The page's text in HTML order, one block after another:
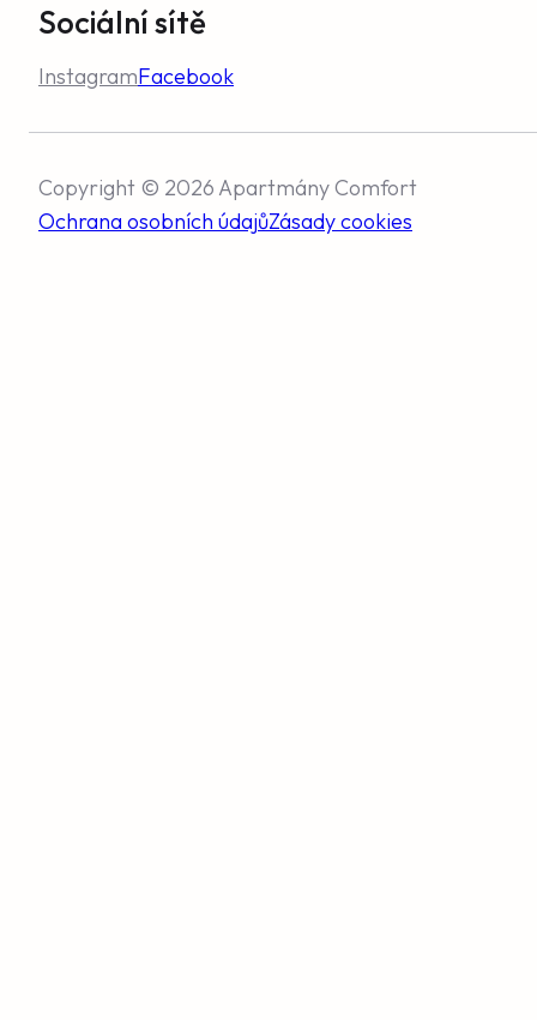
Sociální sítě
InstagramFacebook
Copyright © 2026 Apartmány Comfort
Ochrana osobních údajůZásady cookies